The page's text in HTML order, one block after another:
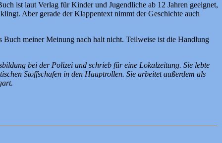
ist laut Verlag für Kinder und Jugendliche ab 12 Jahren geeignet,
Aber gerade der Klappentext nimmt der Geschichte auch
meiner Meinung nach halt nicht. Teilweise ist die Handlung
bei der Polizei und schrieb für eine Lokalzeitung. Sie lebte
Stoffschafen in den Hauptrollen. Sie arbeitet außerdem als